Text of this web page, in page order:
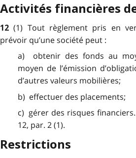
Activités financières
12(1) Tout règlement pris en
prévoir qu’une société peut :
a) obtenir des fonds au
moyen de l’émission
d’autres valeurs mobilières;
b) effectuer des placements;
c) gérer des risques
12, par. 2 (1).
Restrictions